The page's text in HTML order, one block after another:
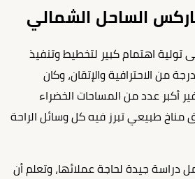
الساحل الشمالي
اهتمام كبير لتخطيط وتنفيذ
من الاحترافية والإتقان، وكان
أكبر عدد من المساحات الخضراء
مناخ طبيعي تبرز فيه كل وسائل الراحة
دراسة جيدة لحاجة عملائها، وتعلم أن